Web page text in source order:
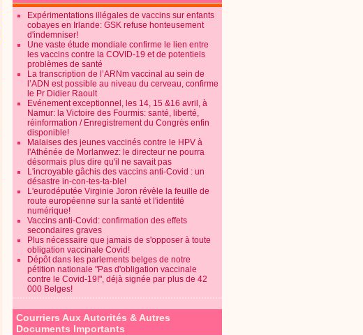
Expérimentations illégales de vaccins sur enfants
cobayes en Irlande: GSK refuse honteusement
d'indemniser!
Une vaste étude mondiale confirme le lien entre
les vaccins contre la COVID-19 et de potentiels
problèmes de santé
La transcription de l’ARNm vaccinal au sein de
l’ADN est possible au niveau du cerveau, confirme
le Pr Didier Raoult
Evénement exceptionnel, les 14, 15 &16 avril, à
Namur: la Victoire des Fourmis: santé, liberté,
réinformation / Enregistrement du Congrès enfin
disponible!
Malaises des jeunes vaccinés contre le HPV à
l'Athénée de Morlanwez: le directeur ne pourra
désormais plus dire qu'il ne savait pas
L'incroyable gâchis des vaccins anti-Covid : un
désastre in-con-tes-ta-ble!
L'eurodéputée Virginie Joron révèle la feuille de
route européenne sur la santé et l'identité
numérique!
Vaccins anti-Covid: confirmation des effets
secondaires graves
Plus nécessaire que jamais de s'opposer à toute
obligation vaccinale Covid!
Dépôt dans les parlements belges de notre
pétition nationale "Pas d'obligation vaccinale
contre le Covid-19!", déjà signée par plus de 42
000 Belges!
Courriers Aux Autorités & Autres
Documents Importants